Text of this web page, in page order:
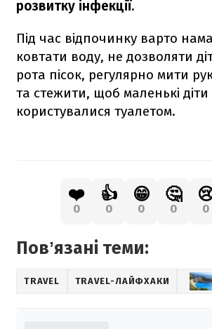
розвитку інфекції.
Під час відпочинку варто
ковтати воду, не дозволяти
рота пісок, регулярно мити
та стежити, щоб маленькі
користувалися туалетом.
❤️
0
👍
0
😁
0
🤔
0 0
Повʼязані теми:
TRAVEL TRAVEL-ЛАЙФХАКИ